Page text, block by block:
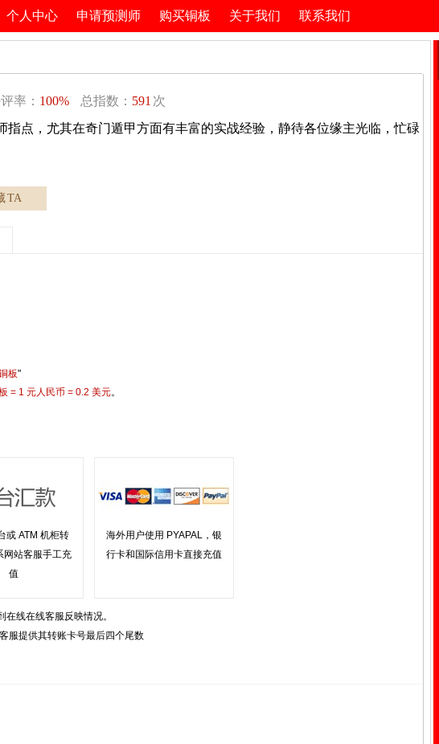
个人中心 申请预测师 购买铜板 关于我们 联系我们
率： 100% 总指数： 591 次
点，尤其在奇门遁甲方面有丰富的实战经验，静待各位缘主光临，忙碌
TA
板"
= 1 元人民币 = 0.2 美元。
或 ATM 机柜转
网站客服手工充
值
海外用户使用 PYAPAL，银
行卡和国际信用卡直接充值
线在线客服反映情况。
服提供其转账卡号最后四个尾数